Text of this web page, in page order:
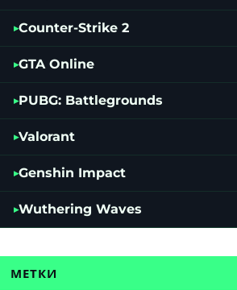
Counter-Strike 2
GTA Online
PUBG: Battlegrounds
Valorant
Genshin Impact
Wuthering Waves
МЕТКИ